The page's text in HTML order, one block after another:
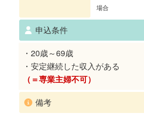
場合
申込条件
・20歳～69歳
・安定継続した収入がある
（＝専業主婦不可）
備考